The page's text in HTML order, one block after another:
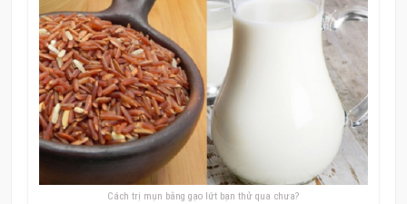
Cách trị mụn bằng gạo lứt bạn thử qua chưa?